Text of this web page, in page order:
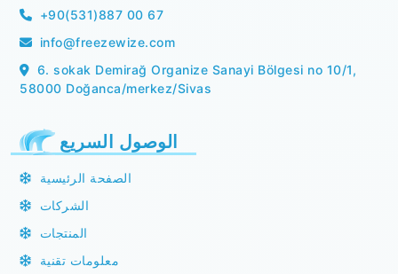
+90(531)887 00 67
info@freezewize.com
6. sokak Demirağ Organize Sanayi Bölgesi no 10/1,
58000 Doğanca/merkez/Sivas
الوصول السريع
الصفحة الرئيسية
الشركات
المنتجات
معلومات تقنية